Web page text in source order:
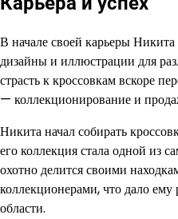
В начале своей карьеры Никита
дизайны и иллюстрации для
страсть к кроссовкам вскоре
— коллекционирование и
Никита начал собирать
его коллекция стала одной из
охотно делится своими
коллекционерами, что дало
области.